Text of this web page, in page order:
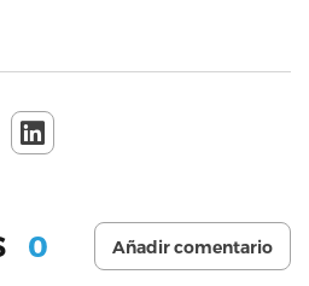
0 Añadir comentario